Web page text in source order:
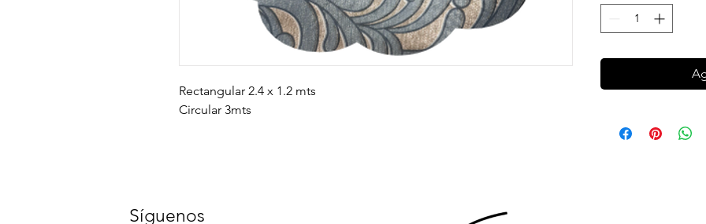
Rectangular 2.4 x 1.2 mts
Circular 3mts
Síguenos